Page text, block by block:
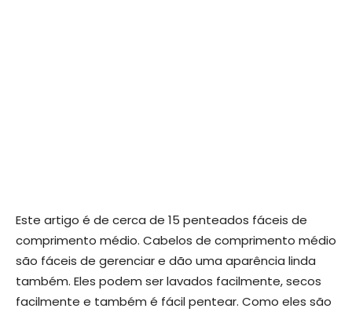
Este artigo é de cerca de 15 penteados fáceis de
comprimento médio. Cabelos de comprimento médio
são fáceis de gerenciar e dão uma aparência linda
também. Eles podem ser lavados facilmente, secos
facilmente e também é fácil pentear. Como eles são